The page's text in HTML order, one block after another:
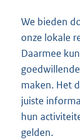
We bieden
onze lokale
Daarmee
maken. Het
juiste
hun
gelden.